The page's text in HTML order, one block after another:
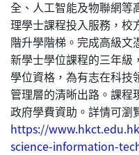
全、人工智能及物聯網等
理學士課程投入服務，校
階升學階梯。完成高級文
新學士學位課程的三年級
學位資格，為有志在科技
管理層的清晰出路。課程
政府學費資助。詳情可瀏
https://
science-information-